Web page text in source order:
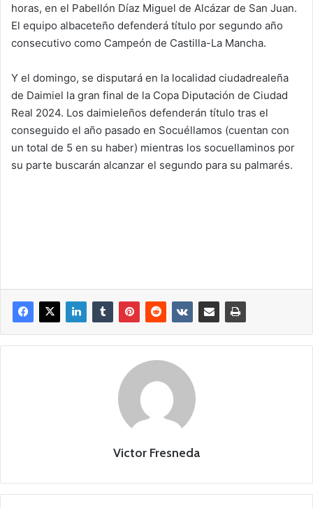
horas, en el Pabellón Díaz Miguel de Alcázar de San Juan.
El equipo albaceteño defenderá título por segundo año
consecutivo como Campeón de Castilla-La Mancha.
Y el domingo, se disputará en la localidad ciudadrealeña
de Daimiel la gran final de la Copa Diputación de Ciudad
Real 2024. Los daimieleños defenderán título tras el
conseguido el año pasado en Socuéllamos (cuentan con
un total de 5 en su haber) mientras los socuellaminos por
su parte buscarán alcanzar el segundo para su palmarés.
Victor Fresneda